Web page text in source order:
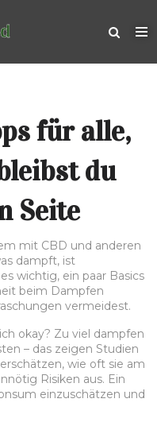
für alle,
du
Seite
mit CBD und anderen
dampft, ist
wichtig, ein paar Basics
beim Dampfen
vermeidest.
okay? Zu viel dampfen
– das zeigen Studien
wie oft sie am
Risiken aus. Ein
einzuschätzen und